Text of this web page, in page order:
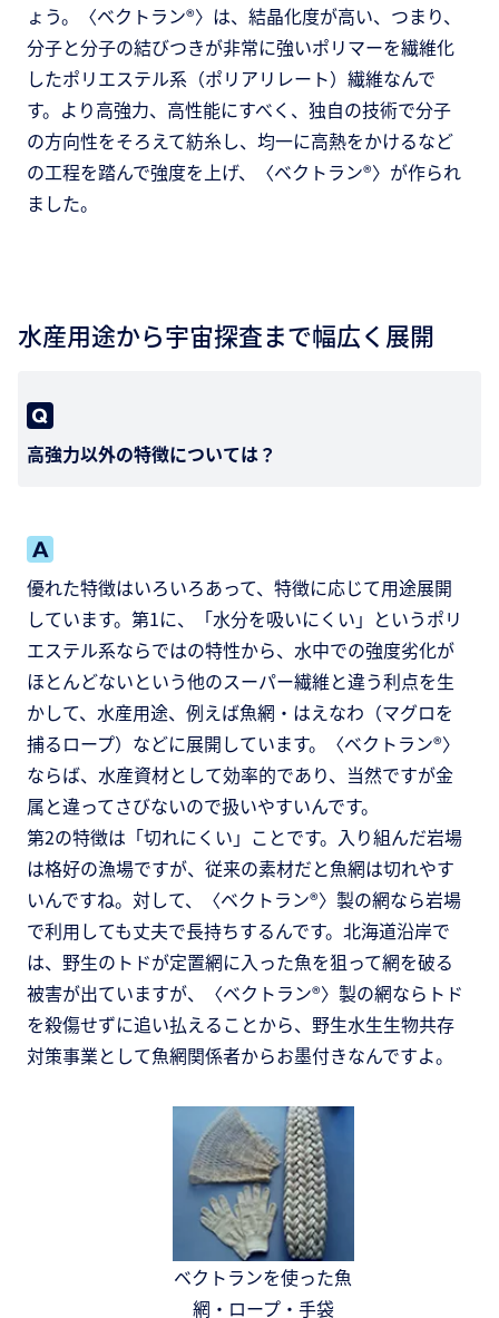
ょう。〈ベクトラン®〉は、結晶化度が高い、つまり、
分子と分子の結びつきが非常に強いポリマーを繊維化
したポリエステル系（ポリアリレート）繊維なんで
す。より高強力、高性能にすべく、独自の技術で分子
の方向性をそろえて紡糸し、均一に高熱をかけるなど
の工程を踏んで強度を上げ、〈ベクトラン®〉が作られ
ました。
水産用途から宇宙探査まで幅広く展開
高強力以外の特徴については？
優れた特徴はいろいろあって、特徴に応じて用途展開
しています。第1に、「水分を吸いにくい」というポリ
エステル系ならではの特性から、水中での強度劣化が
ほとんどないという他のスーパー繊維と違う利点を生
かして、水産用途、例えば魚網・はえなわ（マグロを
捕るロープ）などに展開しています。〈ベクトラン®〉
ならば、水産資材として効率的であり、当然ですが金
属と違ってさびないので扱いやすいんです。
第2の特徴は「切れにくい」ことです。入り組んだ岩場
は格好の漁場ですが、従来の素材だと魚網は切れやす
いんですね。対して、〈ベクトラン®〉製の網なら岩場
で利用しても丈夫で長持ちするんです。北海道沿岸で
は、野生のトドが定置網に入った魚を狙って網を破る
被害が出ていますが、〈ベクトラン®〉製の網ならトド
を殺傷せずに追い払えることから、野生水生生物共存
対策事業として魚網関係者からお墨付きなんですよ。
ベクトランを使った魚
網・ロープ・手袋